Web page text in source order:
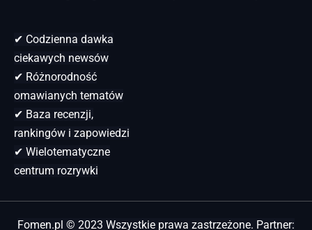
✔ Codzienna dawka
ciekawych newsów
✔ Różnorodność
omawianych tematów
✔ Baza recenzji,
rankingów i zapowiedzi
✔ Wielotematyczne
centrum rozrywki
Fomen.pl © 2023 Wszystkie prawa zastrzeżone. Partner: